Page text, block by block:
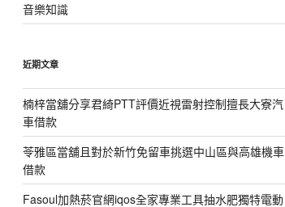
音樂知識
近期文章
楠梓當舖分享君綺PTT評價近視雷射控制擅長大寮汽
車借款
苓雅區當舖且對於新竹免留車挑選中山區與高雄機車
借款
Fasoul加熱菸官網iqos全家專業工具抽水肥獨特電動